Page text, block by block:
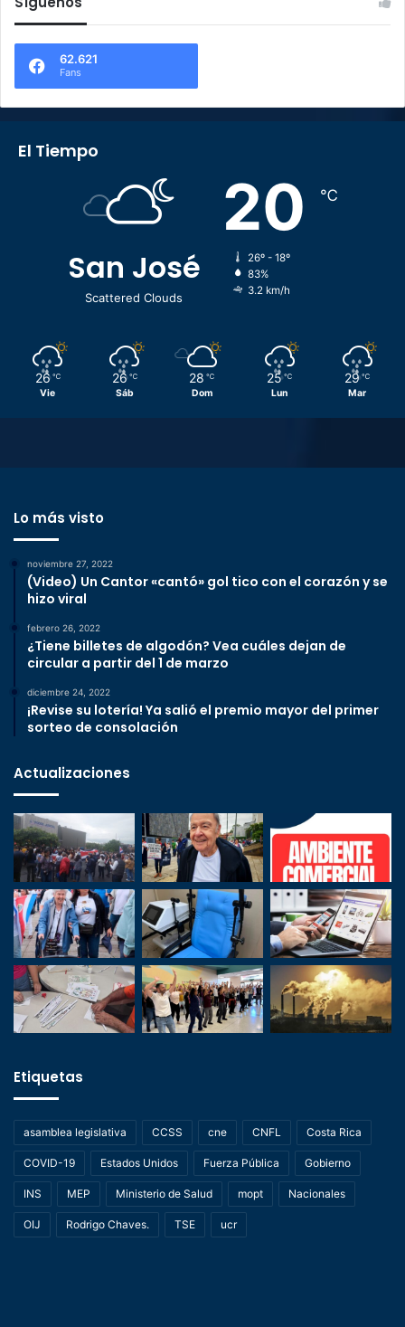
62.621
Fans
El Tiempo
San José
Scattered Clouds
20 ℃
26º - 18º
83%
3.2 km/h
26 ℃
Vie
26 ℃
Sáb
28 ℃
Dom
25 ℃
Lun
29 ℃
Mar
Lo más visto
noviembre 27, 2022
(Video) Un Cantor «cantó» gol tico con el corazón y se
hizo viral
febrero 26, 2022
¿Tiene billetes de algodón? Vea cuáles dejan de
circular a partir del 1 de marzo
diciembre 24, 2022
¡Revise su lotería! Ya salió el premio mayor del primer
sorteo de consolación
Actualizaciones
Etiquetas
asamblea legislativa CCSS cne CNFL Costa Rica
COVID-19 Estados Unidos Fuerza Pública Gobierno
INS MEP Ministerio de Salud mopt Nacionales
OIJ Rodrigo Chaves. TSE ucr